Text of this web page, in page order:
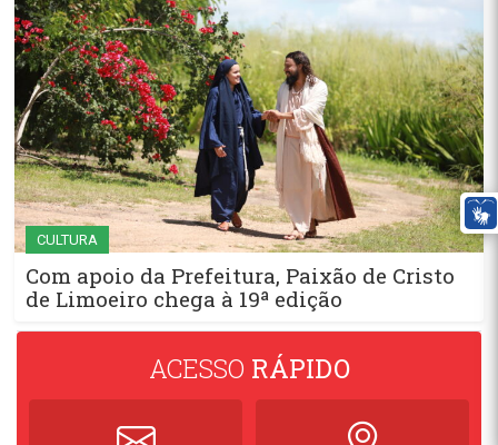
CULTURA
Com apoio da Prefeitura, Paixão de Cristo
de Limoeiro chega à 19ª edição
ACESSO RÁPIDO